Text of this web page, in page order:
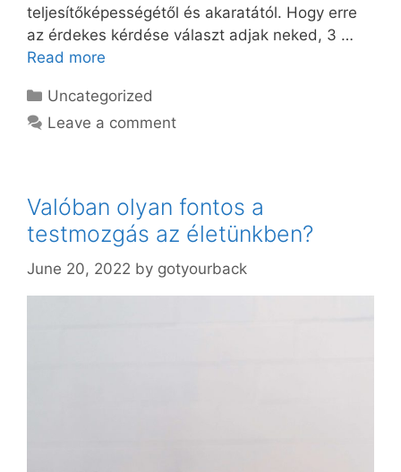
teljesítőképességétől és akaratától. Hogy erre
az érdekes kérdése választ adjak neked, 3 …
Read more
Categories
Uncategorized
Leave a comment
Valóban olyan fontos a
testmozgás az életünkben?
June 20, 2022 by gotyourback